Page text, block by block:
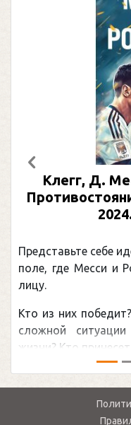
Клегг, Д.
Представьте себе
поле, где Месси и
лицу.
Кто из них
сложной
жизни? Кто принесет
Предыдущий